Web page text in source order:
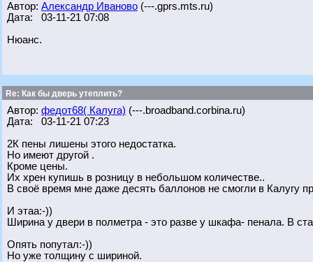
Автор: Александр Иваново (---.gprs.mts.ru)
Дата: 03-11-21 07:08
Нюанс.
Re: Как бы дверь утеплить?
Автор: федот68( Калуга) (---.broadband.corbina.ru)
Дата: 03-11-21 07:23
2К пены лишены этого недостатка.
Но имеют другой .
Кроме цены.
Их хрен купишь в розницу в небольшом количестве..
В своё время мне даже десять баллонов не смогли в Калугу
И этаа:-))
Ширина у двери в полметра - это разве у шкафа- пенала. В
Опять попутал:-))
Но уже толщину с шириной.